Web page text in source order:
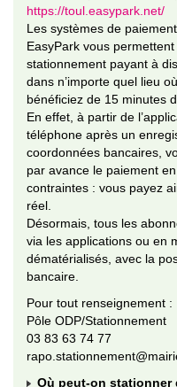
https://toul.easypark.net/
Les systèmes de
EasyPark vous
stationnement payant à
dans n’importe quel lieu
bénéficiez de 15 minutes
En effet, à partir de
téléphone après un
coordonnées bancaires,
par avance le paiement
contraintes : vous payez
réel.
Désormais, tous les
via les applications ou en
dématérialisés, avec la
bancaire.
Pour tout renseignement :
Pôle ODP/Stationnement
03 83 63 74 77
Où peut-on stationner